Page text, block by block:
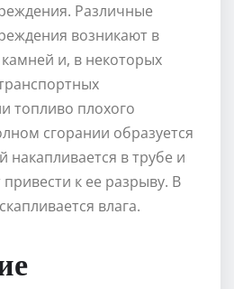
Различные
возникают в
камней и, в некоторых
топливо плохого
сгорании образуется
накапливается в трубе и
к ее разрыву. В
влага.